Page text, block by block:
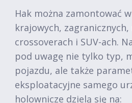
Hak można zamontować
krajowych,
crossoverach i SUV-ach.
pod uwagę nie tylko typ,
pojazdu, ale także
eksploatacyjne samego
holownicze dzielą się na: